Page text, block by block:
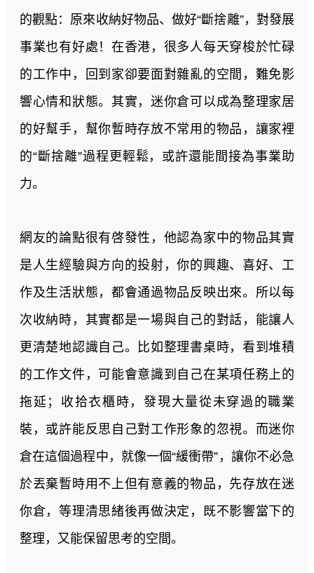
的觀點：原來收納好物品、做好“斷捨離”，對發展
事業也有好處！在香港，很多人每天穿梭於忙碌
的工作中，回到家卻要面對雜亂的空間，難免影
響心情和狀態。其實，迷你倉可以成為整理家居
的好幫手，幫你暫時存放不常用的物品，讓家裡
的“斷捨離”過程更輕鬆，或許還能間接為事業助
力。
網友的論點很有啓發性，他認為家中的物品其實
是人生經驗與方向的投射，你的興趣、喜好、工
作及生活狀態，都會通過物品反映出來。所以每
次收納時，其實都是一場與自己的對話，能讓人
更清楚地認識自己。比如整理書桌時，看到堆積
的工作文件，可能會意識到自己在某項任務上的
拖延；收拾衣櫃時，發現大量從未穿過的職業
裝，或許能反思自己對工作形象的忽視。而迷你
倉在這個過程中，就像一個“緩衝帶”，讓你不必急
於丟棄暫時用不上但有意義的物品，先存放在迷
你倉，等理清思緒後再做決定，既不影響當下的
整理，又能保留思考的空間。